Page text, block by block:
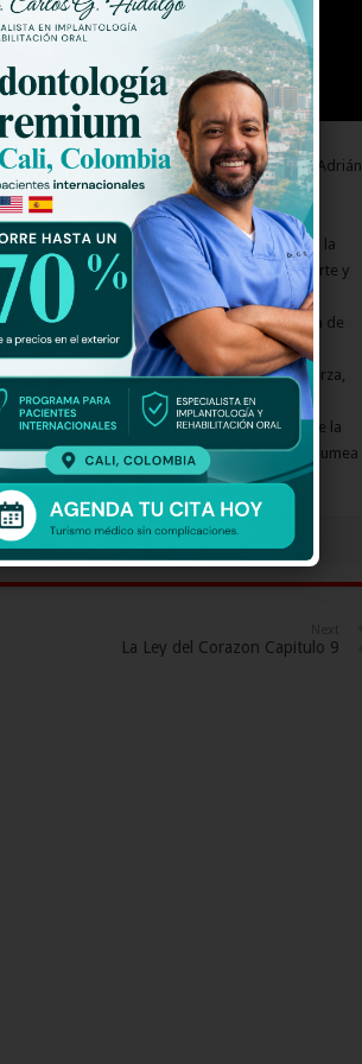
Rafael Novoa, Carlos Torres, Paola Rey y Adrián
el que médicos, pacientes y enfermeras
felicidad, pero sobre todo muy cercanas a la
sólo existe un segundo entre la vida y la muerte y
temporada, de 70 episodios, estará cargada de
y Adrián Makala, se unirán Emmanuel Esparza,
Restrepo, Pablo Rodríguez, Carlos
Rodríguez. También estarán personajes de la
del elenco como Tatiana Ariza, Marcela Benjumea
LinkedIn Pinterest
La Ley del Corazon Capitulo 9